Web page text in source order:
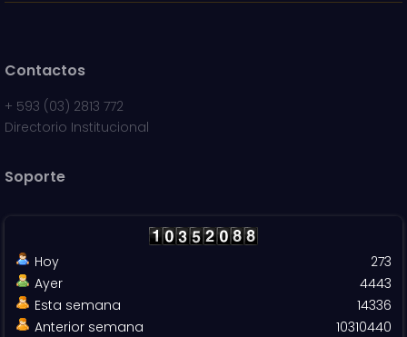
Contactos
+ 593 (03) 2813 772
Directorio Institucional
Soporte
Hoy
Ayer
Esta semana
Anterior semana
273
4443
14336
10310440